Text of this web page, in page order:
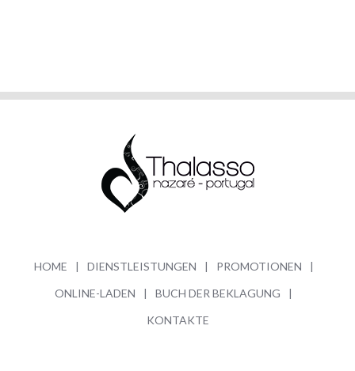
HOME DIENSTLEISTUNGEN
PROMOTIONEN
ONLINE-LADEN
BUCH DER BEKLAGUNG
KONTAKTE